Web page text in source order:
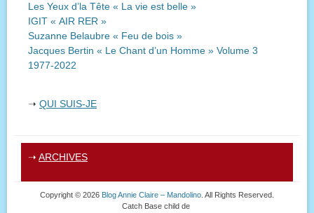
Les Yeux d’la Tête « La vie est belle »
IGIT « AIR RER »
Suzanne Belaubre « Feu de bois »
Jacques Bertin « Le Chant d’un Homme » Volume 3
1977-2022
➝ QUI SUIS-JE
➝ ARCHIVES
Copyright © 2026 Blog Annie Claire – Mandolino . All Rights Reserved.
Catch Base child de